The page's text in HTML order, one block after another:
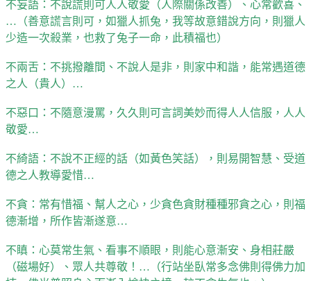
不妄語：不說謊則可人人敬愛（人際關係改善）、心常歡喜、
…（善意謊言則可，如獵人抓兔，我等故意錯說方向，則獵人
少造一次殺業，也救了兔子一命，此積福也）
不兩舌：不挑撥離間、不說人是非，則家中和諧，能常遇道德
之人（貴人）…
不惡口：不隨意漫罵，久久則可言詞美妙而得人人信服，人人
敬愛…
不綺語：不說不正經的話（如黃色笑話），則易開智慧、受道
德之人教導愛惜…
不貪：常有惜福、幫人之心，少貪色貪財種種邪貪之心，則福
德漸增，所作皆漸遂意…
不瞋：心莫常生氣、看事不順眼，則能心意漸安、身相莊嚴
（磁場好）、眾人共尊敬！…（行站坐臥常多念佛則得佛力加